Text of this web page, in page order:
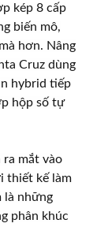
kép 8 cấp
biến mô,
hơn. Nâng
Cruz dùng
hybrid tiếp
hộp số tự
ra mắt vào
thiết kế làm
là những
phân khúc